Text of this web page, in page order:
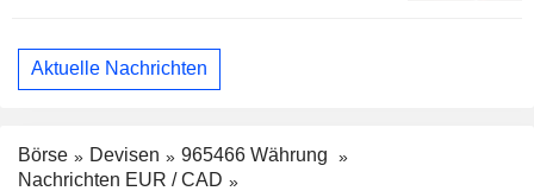
Aktuelle Nachrichten
Börse Devisen
965466 Währung
Nachrichten EUR / CAD